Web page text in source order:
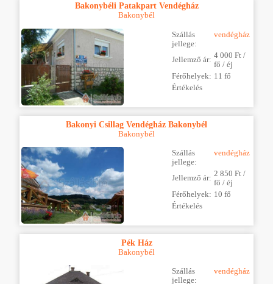
Bakonybéli Patakpart Vendégház
Bakonybél
Szállás
jellege:
vendégház
Jellemző ár: 4 000 Ft /
fő / éj
Férőhelyek: 11 fő
Értékelés
Bakonyi Csillag Vendégház Bakonybél
Bakonybél
Szállás
jellege:
vendégház
Jellemző ár: 2 850 Ft /
fő / éj
Férőhelyek: 10 fő
Értékelés
Pék Ház
Bakonybél
Szállás
jellege:
vendégház